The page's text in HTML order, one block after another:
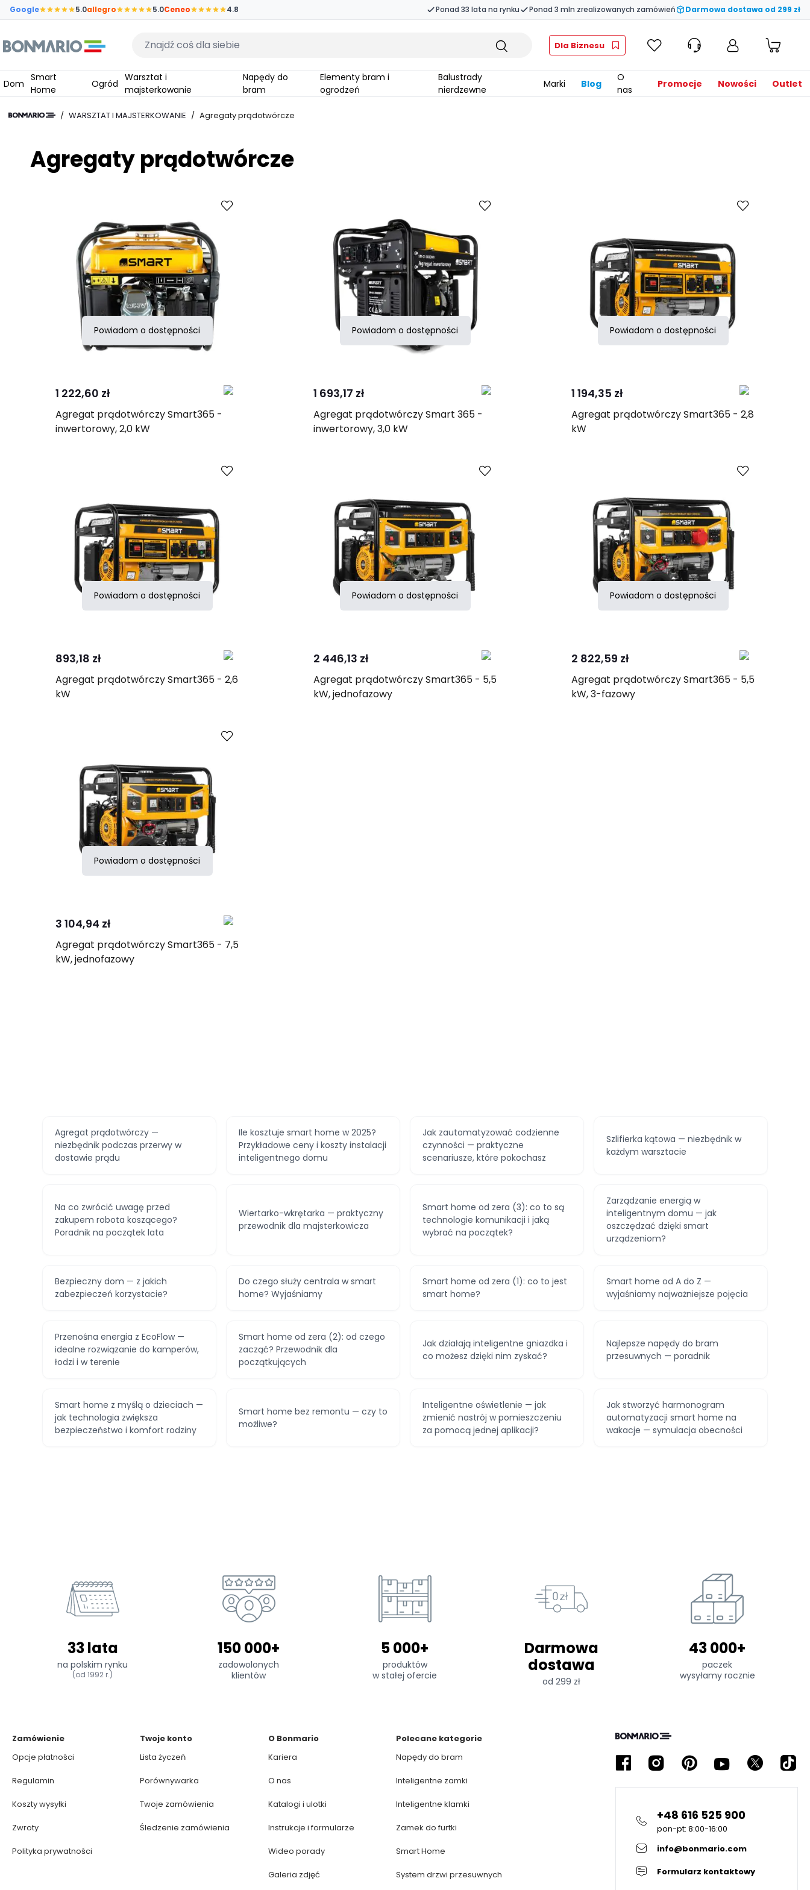
Przejdź do głównej zawartości strony
Google 5.0allegro 5.0Ceneo 4.8 Ponad 33 lata na rynku Ponad 3 mln zrealizowanych zamówień Darmowa dostawa od 299 zł
Wpisz czego szukasz Dla Biznesu
Dom
Smart
Home
Ogród
Warsztat i
majsterkowanie
Napędy do
bram
Elementy bram i
ogrodzeń
Balustrady
nierdzewne
Marki Blog
O
nas
Promocje Nowości Outlet
/ WARSZTAT I MAJSTERKOWANIE / Agregaty prądotwórcze
Agregaty prądotwórcze
Powiadom o dostępności
1 222,60 zł
Agregat prądotwórczy Smart365 -
inwertorowy, 2,0 kW
Powiadom o dostępności
1 693,17 zł
Agregat prądotwórczy Smart 365 -
inwertorowy, 3,0 kW
Powiadom o dostępności
1 194,35 zł
Agregat prądotwórczy Smart365 - 2,8
kW
Powiadom o dostępności
893,18 zł
Agregat prądotwórczy Smart365 - 2,6
kW
Powiadom o dostępności
2 446,13 zł
Agregat prądotwórczy Smart365 - 5,5
kW, jednofazowy
Powiadom o dostępności
2 822,59 zł
Agregat prądotwórczy Smart365 - 5,5
kW, 3-fazowy
Powiadom o dostępności
3 104,94 zł
Agregat prądotwórczy Smart365 - 7,5
kW, jednofazowy
Agregat prądotwórczy —
niezbędnik podczas przerwy w
dostawie prądu
Ile kosztuje smart home w 2025?
Przykładowe ceny i koszty instalacji
inteligentnego domu
Jak zautomatyzować codzienne
czynności — praktyczne
scenariusze, które pokochasz
Szlifierka kątowa — niezbędnik w
każdym warsztacie
Na co zwrócić uwagę przed
zakupem robota koszącego?
Poradnik na początek lata
Wiertarko-wkrętarka — praktyczny
przewodnik dla majsterkowicza
Smart home od zera (3): co to są
technologie komunikacji i jaką
wybrać na początek?
Zarządzanie energią w
inteligentnym domu — jak
oszczędzać dzięki smart
urządzeniom?
Bezpieczny dom — z jakich
zabezpieczeń korzystacie?
Do czego służy centrala w smart
home? Wyjaśniamy
Smart home od zera (1): co to jest
smart home?
Smart home od A do Z —
wyjaśniamy najważniejsze pojęcia
Przenośna energia z EcoFlow —
idealne rozwiązanie do kamperów,
łodzi i w terenie
Smart home od zera (2): od czego
zacząć? Przewodnik dla
początkujących
Jak działają inteligentne gniazdka i
co możesz dzięki nim zyskać?
Najlepsze napędy do bram
przesuwnych — poradnik
Smart home z myślą o dzieciach —
jak technologia zwiększa
bezpieczeństwo i komfort rodziny
Smart home bez remontu — czy to
możliwe?
Inteligentne oświetlenie — jak
zmienić nastrój w pomieszczeniu
za pomocą jednej aplikacji?
Jak stworzyć harmonogram
automatyzacji smart home na
wakacje — symulacja obecności
33 lata
na polskim rynku
(od 1992 r.)
150 000+
zadowolonych
klientów
5 000+
produktów
w stałej ofercie
Darmowa
dostawa
od 299 zł
43 000+
paczek
wysyłamy rocznie
+48 616 525 900
pon-pt: 8:00-16:00
info@bonmario.com
Formularz kontaktowy
Zamówienie
Opcje płatności
Regulamin
Koszty wysyłki
Zwroty
Polityka prywatności
Twoje konto
Lista życzeń
Porównywarka
Twoje zamówienia
Śledzenie zamówienia
O Bonmario
Kariera
O nas
Katalogi i ulotki
Instrukcje i formularze
Wideo porady
Galeria zdjęć
Polecane kategorie
Napędy do bram
Inteligentne zamki
Inteligentne klamki
Zamek do furtki
Smart Home
System drzwi przesuwnych